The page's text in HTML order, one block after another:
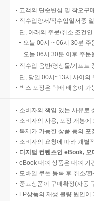
고객의 단순변심 및 착오구
직수입양서/직수입일서중
단, 아래의 주문/취소 조건
오늘 00시 ~ 06시 30분
오늘 06시 30분 이후 주
직수입 음반/영상물/기프트
단, 당일 00시~13시 사이의
박스 포장은 택배 배송이
소비자의 책임 있는 사유로
소비자의 사용, 포장 개봉
복제가 가능한 상품 등의
소비자의 요청에 따라 개별
디지털 컨텐츠인 eBook,
eBook 대여 상품은 대여 기
모바일 쿠폰 등록 후 취소/
중고상품이 구매확정(자동
LP상품의 재생 불량 원인